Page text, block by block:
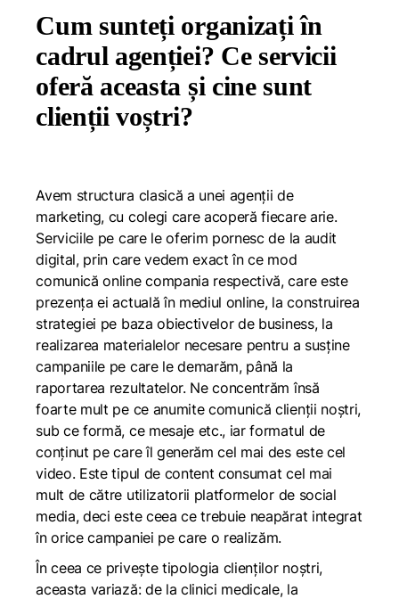
Cum sunteți organizați în
cadrul agenției? Ce servicii
oferă aceasta și cine sunt
clienții voștri?
Avem structura clasică a unei agenții de
marketing, cu colegi care acoperă fiecare arie.
Serviciile pe care le oferim pornesc de la audit
digital, prin care vedem exact în ce mod
comunică online compania respectivă, care este
prezența ei actuală în mediul online, la construirea
strategiei pe baza obiectivelor de business, la
realizarea materialelor necesare pentru a susține
campaniile pe care le demarăm, până la
raportarea rezultatelor. Ne concentrăm însă
foarte mult pe ce anumite comunică clienții noștri,
sub ce formă, ce mesaje etc., iar formatul de
conținut pe care îl generăm cel mai des este cel
video. Este tipul de content consumat cel mai
mult de către utilizatorii platformelor de social
media, deci este ceea ce trebuie neapărat integrat
în orice campaniei pe care o realizăm.
În ceea ce privește tipologia clienților noștri,
aceasta variază: de la clinici medicale, la